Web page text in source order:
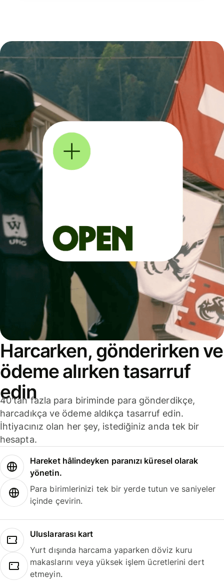
Harcarken, gönderirken ve
ödeme alırken tasarruf
edin
40'tan fazla para biriminde para gönderdikçe,
harcadıkça ve ödeme aldıkça tasarruf edin.
İhtiyacınız olan her şey, istediğiniz anda tek bir
hesapta.
Hareket hâlindeyken paranızı küresel olarak
yönetin.
Para birimlerinizi tek bir yerde tutun ve saniyeler
içinde çevirin.
Uluslararası kart
Yurt dışında harcama yaparken döviz kuru
makaslarını veya yüksek işlem ücretlerini dert
etmeyin.